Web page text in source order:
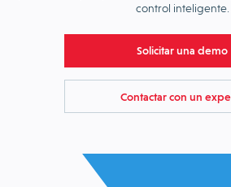
control inteligente.
Solicitar una demo
Contactar con un